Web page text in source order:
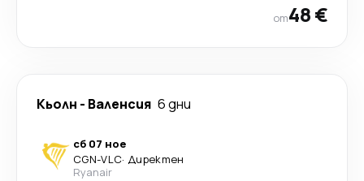
от48 €
Кьолн - Валенсия 6 дни
сб 07 ное
CGN-VLC· Директен
Ryanair